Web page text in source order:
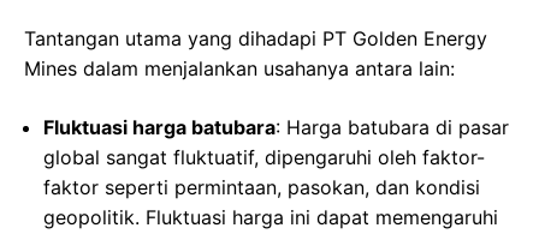
Tantangan utama yang dihadapi PT Golden Energy
Mines dalam menjalankan usahanya antara lain:
Fluktuasi harga batubara: Harga batubara di pasar
global sangat fluktuatif, dipengaruhi oleh faktor-
faktor seperti permintaan, pasokan, dan kondisi
geopolitik. Fluktuasi harga ini dapat memengaruhi